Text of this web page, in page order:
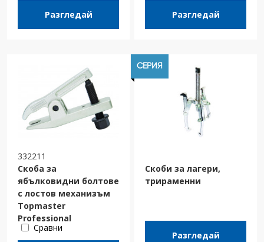
Разгледай Разгледай
332211
Скоба за
ябълковидни болтове
с лостов механизъм
Topmaster
Professional
Сравни
СЕРИЯ
Скоби за лагери,
трираменни
Разгледай